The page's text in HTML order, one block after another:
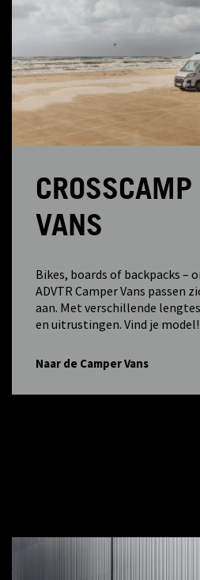
VANS
Bikes, boards of backpacks –
ADVTR Camper Vans passen
aan. Met verschillende
en uitrustingen. Vind je model!
Naar de Camper Vans